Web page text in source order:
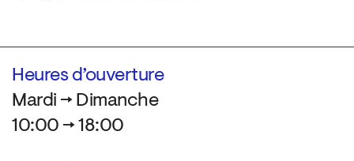
Heures d’ouverture
Mardi → Dimanche
10:00 → 18:00